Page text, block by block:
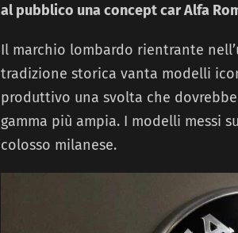
al pubblico una concept car Alfa
Il marchio lombardo rientrante
tradizione storica vanta modelli
produttivo una svolta che
gamma più ampia. I modelli messi
colosso milanese.